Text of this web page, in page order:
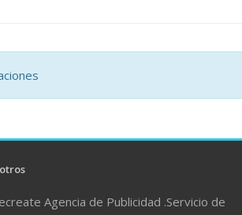
Agencia de Publicidad .Servicio de